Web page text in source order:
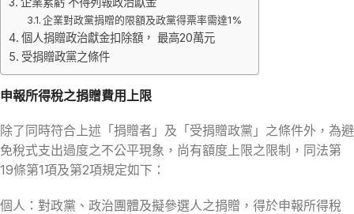
企業對政黨捐贈的限額及政黨得票率需達1%
個人捐贈政治獻金扣除額， 最高20萬元
受捐贈政黨之條件
申報所得稅之捐贈費用上限
除了同時符合上述「捐贈者」及「受捐贈政黨」之條件外，為避
免稅式支出過度之不公平現象，尚有額度上限之限制，同法第
19條第1項及第2項規定如下：
個人：對政黨、政治團體及擬參選人之捐贈，得於申報所得稅